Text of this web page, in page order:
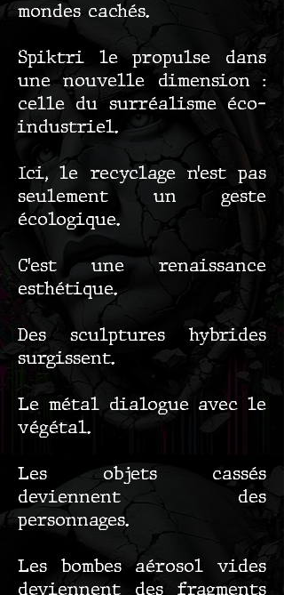
mondes cachés.
Spiktri le propulse dans
une nouvelle dimension :
celle du surréalisme éco-
industriel.
Ici, le recyclage n’est pas
seulement un geste
écologique.
C’est une renaissance
esthétique.
Des sculptures hybrides
surgissent.
Le métal dialogue avec le
végétal.
Les objets cassés
deviennent des
personnages.
Les bombes aérosol vides
deviennent des fragments